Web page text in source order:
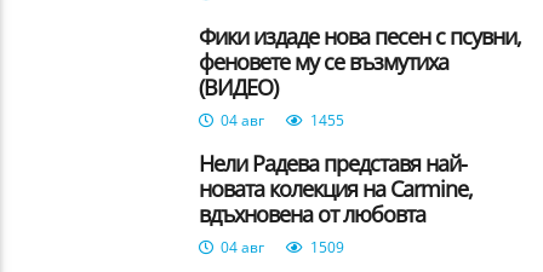
Фики издаде нова песен с псувни,
феновете му се възмутиха
(ВИДЕО)
04 авг 1455
Нели Радева представя най-
новата колекция на Carmine,
вдъхновена от любовта
04 авг 1509